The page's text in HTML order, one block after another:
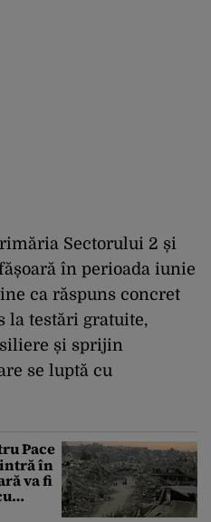
Sectorului 2 și
în perioada iunie
ca răspuns concret
la testări gratuite,
și sprijin
se luptă cu
Pace
în
va fi